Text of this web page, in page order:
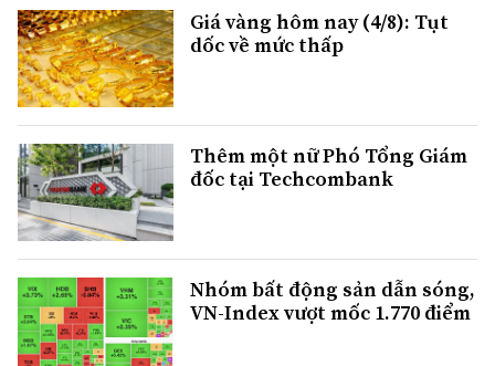
Giá vàng hôm nay (4/8): Tụt
dốc về mức thấp
Thêm một nữ Phó Tổng Giám
đốc tại Techcombank
Nhóm bất động sản dẫn sóng,
VN-Index vượt mốc 1.770 điểm